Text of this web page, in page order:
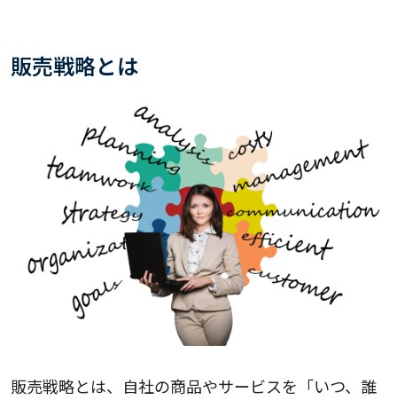
販売戦略とは
販売戦略とは、自社の商品やサービスを「いつ、誰